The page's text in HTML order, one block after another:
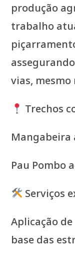
produção
trabalho
vias,
Trechos
Mangabeira
Pau Pombo
Serviços
Aplicação
base das